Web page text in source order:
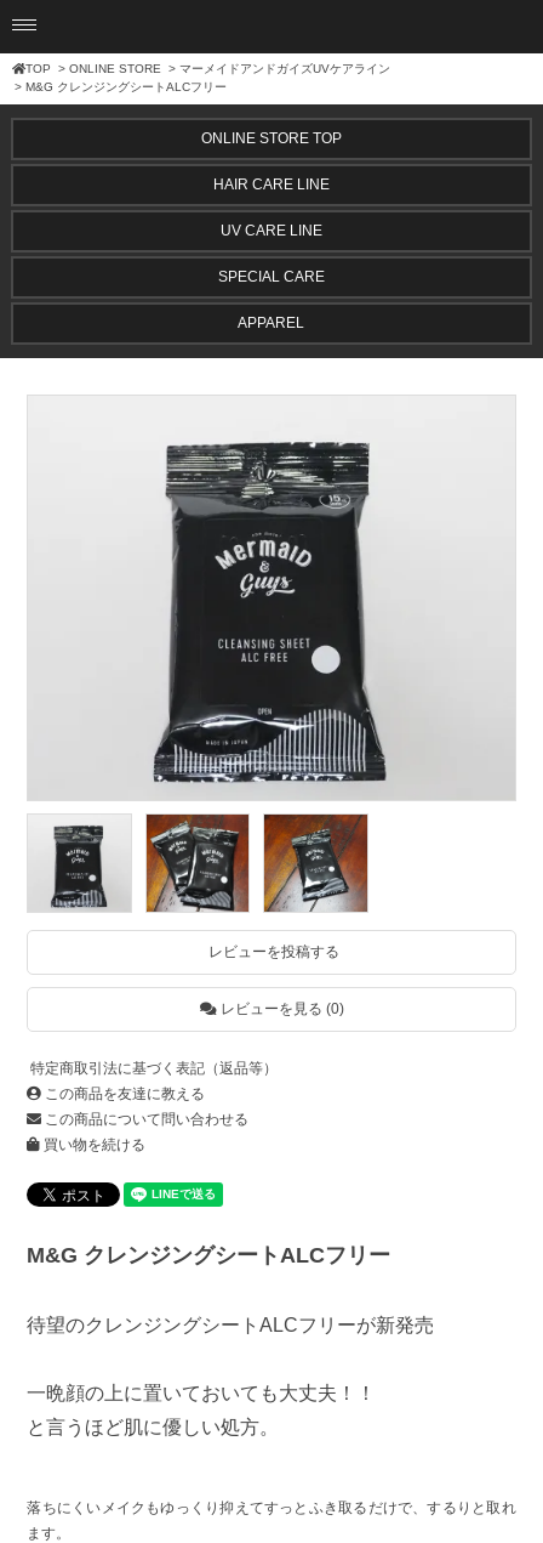
TOP >ONLINE STORE >マーメイドアンドガイズUVケアライン
> M&G クレンジングシートALCフリー
ONLINE STORE TOP
HAIR CARE LINE
UV CARE LINE
SPECIAL CARE
APPAREL
レビューを投稿する
レビューを見る (0)
特定商取引法に基づく表記（返品等）
この商品を友達に教える
この商品について問い合わせる
買い物を続ける
M&G クレンジングシートALCフリー
待望のクレンジングシートALCフリーが新発売
一晩顔の上に置いておいても大丈夫！！
と言うほど肌に優しい処方。
落ちにくいメイクもゆっくり抑えてすっとふき取るだけで、するりと取れ
ます。